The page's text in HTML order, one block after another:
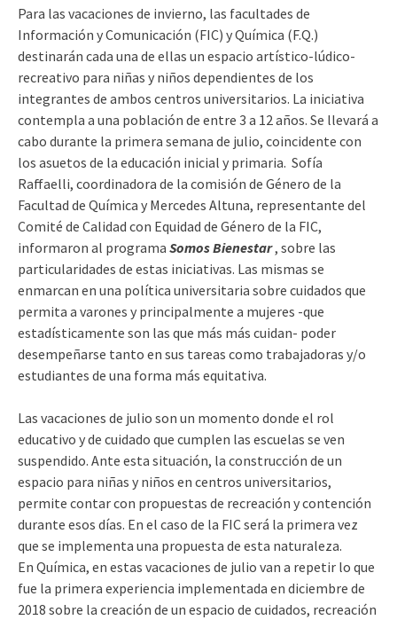
Para las vacaciones de invierno, las facultades de
Información y Comunicación (FIC) y Química (F.Q.)
destinarán cada una de ellas un espacio artístico-lúdico-
recreativo para niñas y niños dependientes de los
integrantes de ambos centros universitarios. La iniciativa
contempla a una población de entre 3 a 12 años. Se llevará a
cabo durante la primera semana de julio, coincidente con
los asuetos de la educación inicial y primaria. Sofía
Raffaelli, coordinadora de la comisión de Género de la
Facultad de Química y Mercedes Altuna, representante del
Comité de Calidad con Equidad de Género de la FIC,
informaron al programa Somos Bienestar, sobre las
particularidades de estas iniciativas. Las mismas se
enmarcan en una política universitaria sobre cuidados que
permita a varones y principalmente a mujeres -que
estadísticamente son las que más más cuidan- poder
desempeñarse tanto en sus tareas como trabajadoras y/o
estudiantes de una forma más equitativa.
Las vacaciones de julio son un momento donde el rol
educativo y de cuidado que cumplen las escuelas se ven
suspendido. Ante esta situación, la construcción de un
espacio para niñas y niños en centros universitarios,
permite contar con propuestas de recreación y contención
durante esos días. En el caso de la FIC será la primera vez
que se implementa una propuesta de esta naturaleza.
En Química, en estas vacaciones de julio van a repetir lo que
fue la primera experiencia implementada en diciembre de
2018 sobre la creación de un espacio de cuidados, recreación